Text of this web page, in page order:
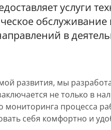
услуги
в
развития, мы
не только в
процесса
себя комфортно и